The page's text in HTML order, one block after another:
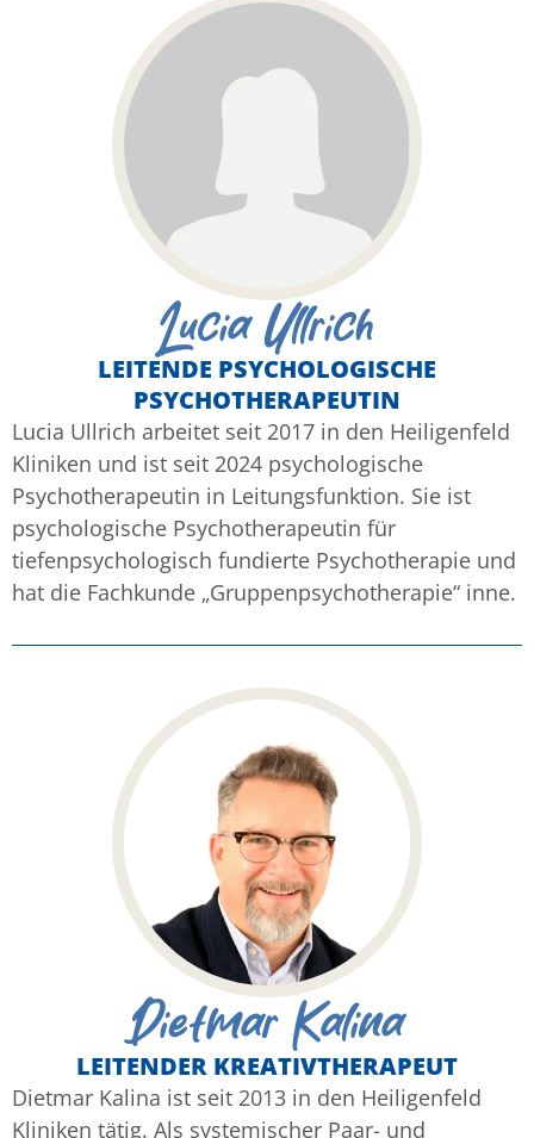
Lucia Ullrich
LEITENDE PSYCHOLOGISCHE
PSYCHOTHERAPEUTIN
Lucia Ullrich arbeitet seit 2017 in den Heiligenfeld
Kliniken und ist seit 2024 psychologische
Psychotherapeutin in Leitungsfunktion. Sie ist
psychologische Psychotherapeutin für
tiefenpsychologisch fundierte Psychotherapie und
hat die Fachkunde „Gruppenpsychotherapie“ inne.
Dietmar Kalina
LEITENDER KREATIVTHERAPEUT
Dietmar Kalina ist seit 2013 in den Heiligenfeld
Kliniken tätig. Als systemischer Paar- und